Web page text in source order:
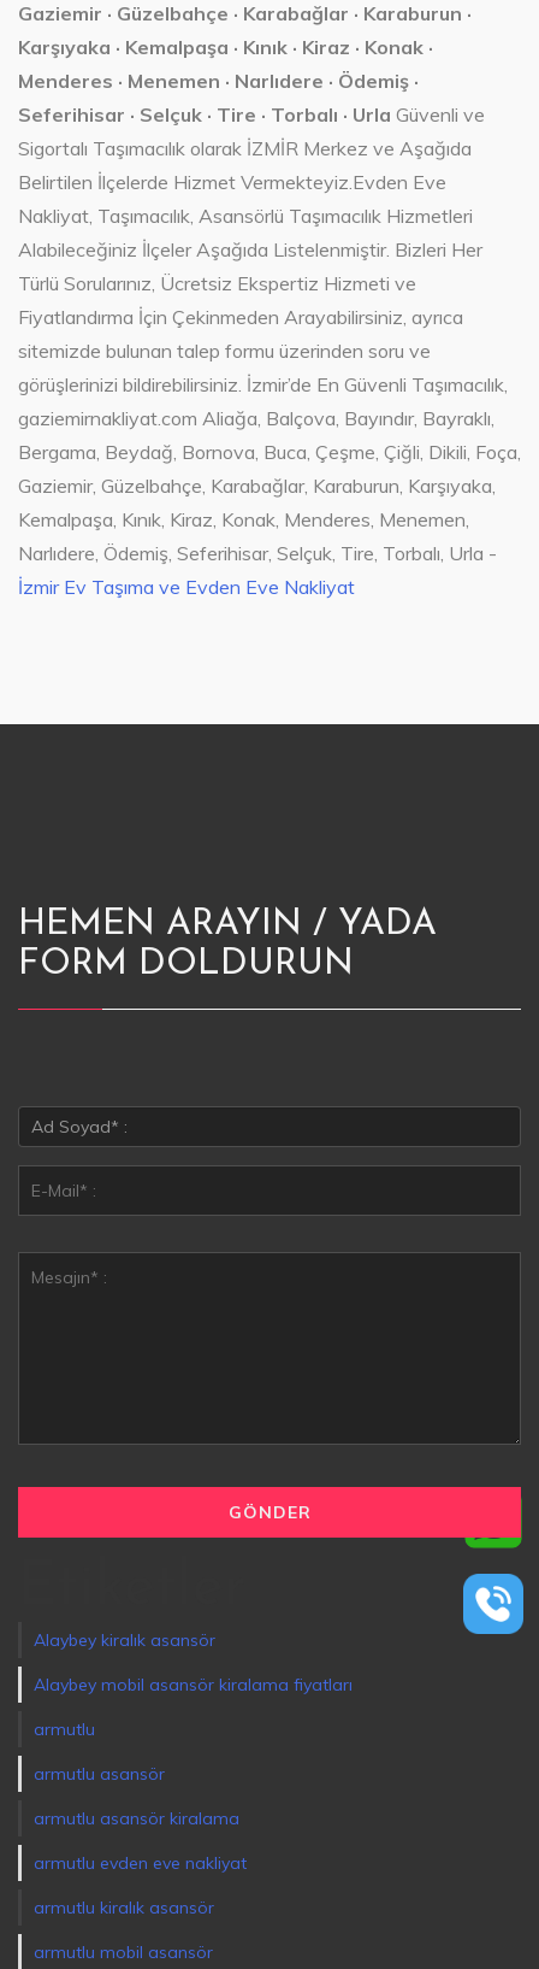
Gaziemir · Güzelbahçe · Karabağlar · Karaburun ·
Karşıyaka · Kemalpaşa · Kınık · Kiraz · Konak ·
Menderes · Menemen · Narlıdere · Ödemiş ·
Seferihisar · Selçuk · Tire · Torbalı · Urla Güvenli ve
Sigortalı Taşımacılık olarak İZMİR Merkez ve Aşağıda
Belirtilen İlçelerde Hizmet Vermekteyiz.Evden Eve
Nakliyat, Taşımacılık, Asansörlü Taşımacılık Hizmetleri
Alabileceğiniz İlçeler Aşağıda Listelenmiştir. Bizleri Her
Türlü Sorularınız, Ücretsiz Ekspertiz Hizmeti ve
Fiyatlandırma İçin Çekinmeden Arayabilirsiniz, ayrıca
sitemizde bulunan talep formu üzerinden soru ve
görüşlerinizi bildirebilirsiniz. İzmir’de En Güvenli Taşımacılık,
gaziemirnakliyat.com Aliağa, Balçova, Bayındır, Bayraklı,
Bergama, Beydağ, Bornova, Buca, Çeşme, Çiğli, Dikili, Foça,
Gaziemir, Güzelbahçe, Karabağlar, Karaburun, Karşıyaka,
Kemalpaşa, Kınık, Kiraz, Konak, Menderes, Menemen,
Narlıdere, Ödemiş, Seferihisar, Selçuk, Tire, Torbalı, Urla -
İzmir Ev Taşıma ve Evden Eve Nakliyat
HEMEN ARAYIN / YADA
FORM DOLDURUN
Alaybey kiralık asansör
Alaybey mobil asansör kiralama fiyatları
armutlu
armutlu asansör
armutlu asansör kiralama
armutlu evden eve nakliyat
armutlu kiralık asansör
armutlu mobil asansör